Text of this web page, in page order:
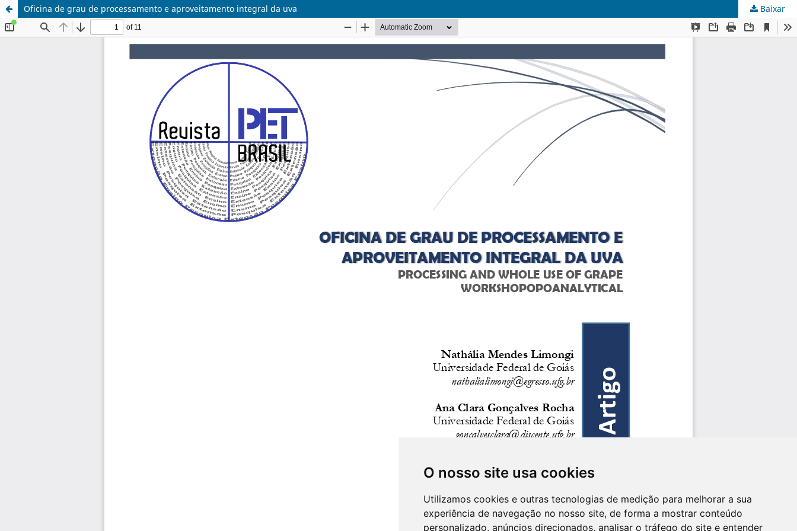
O nosso site usa cookies
Utilizamos cookies e outras tecnologias de medição para melhorar a sua
experiência de navegação no nosso site, de forma a mostrar conteúdo
personalizado, anúncios direcionados, analisar o tráfego do site e entender
Oficina de grau de processamento e aproveitamento integral da uva Baixar